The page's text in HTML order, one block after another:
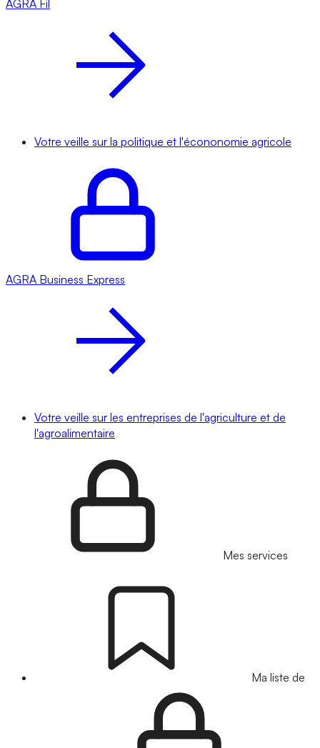
AGRA Fil
Votre veille sur la politique et l'écononomie agricole
AGRA Business Express
Votre veille sur les entreprises de l'agriculture et de
l'agroalimentaire
Mes services
Ma liste de